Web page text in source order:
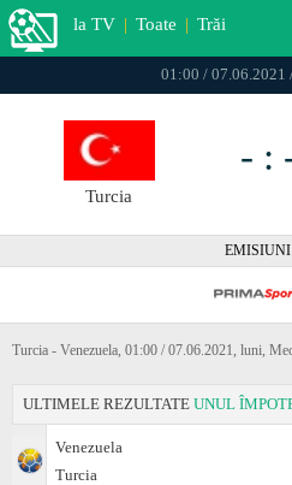
la TV | Toate | Trăi
01:00 / 07.06.2021
Turcia
- :
Turcia - Venezuela, 01:00 / 07.06.2021, luni,
ULTIMELE REZULTATE UNUL
Venezuela
Turcia